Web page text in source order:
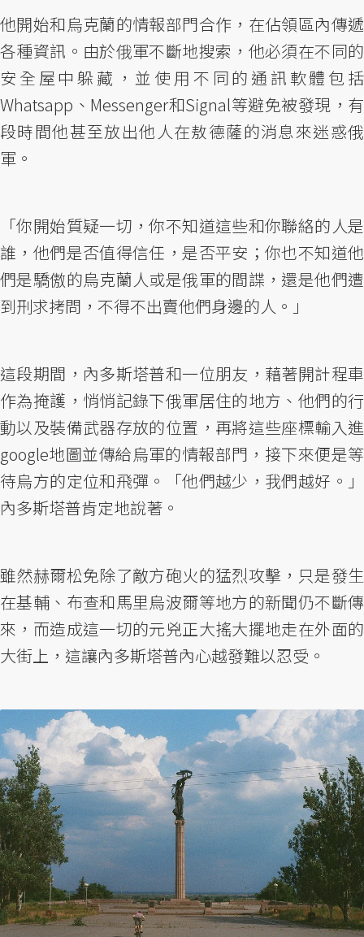
他開始和烏克蘭的情報部門合作，在佔領區內傳遞
各種資訊。由於俄軍不斷地搜索，他必須在不同的
安全屋中躲藏，並使用不同的通訊軟體包括
Whatsapp、Messenger和Signal等避免被發現，有
段時間他甚至放出他人在敖德薩的消息來迷惑俄
軍。
「你開始質疑一切，你不知道這些和你聯絡的人是
誰，他們是否值得信任，是否平安；你也不知道他
們是驕傲的烏克蘭人或是俄軍的間諜，還是他們遭
到刑求拷問，不得不出賣他們身邊的人。」
這段期間，內多斯塔普和一位朋友，藉著開計程車
作為掩護，悄悄記錄下俄軍居住的地方、他們的行
動以及裝備武器存放的位置，再將這些座標輸入進
google地圖並傳給烏軍的情報部門，接下來便是等
待烏方的定位和飛彈。「他們越少，我們越好。」
內多斯塔普肯定地說著。
雖然赫爾松免除了敵方砲火的猛烈攻擊，只是發生
在基輔、布查和馬里烏波爾等地方的新聞仍不斷傳
來，而造成這一切的元兇正大搖大擺地走在外面的
大街上，這讓內多斯塔普內心越發難以忍受。